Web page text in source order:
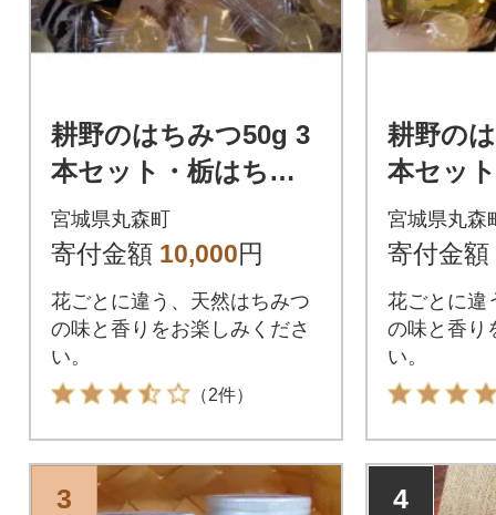
耕野のはちみつ50g 3
本セット・栃はちみ
つ飴
宮城県丸森町
寄付金額 10,000円
花ごとに違う、天然はちみつ
の味と香りをお楽しみくださ
い。
（2件）
耕野の
本セッ
飴
宮城県丸森
寄付金額
花ごとに違
の味と香り
い。
3 4